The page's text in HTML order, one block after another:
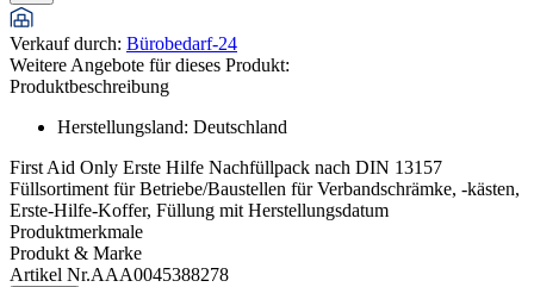
Verkauf durch: Bürobedarf-24
Weitere Angebote für dieses Produkt:
Produktbeschreibung
Herstellungsland: Deutschland
First Aid Only Erste Hilfe Nachfüllpack nach DIN 13157
Füllsortiment für Betriebe/Baustellen für Verbandschrämke, -kästen,
Erste-Hilfe-Koffer, Füllung mit Herstellungsdatum
Produktmerkmale
Produkt & Marke
Artikel Nr.AAA0045388278